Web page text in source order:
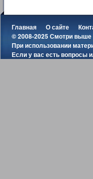
Главная О сайте
© 2008-2025 Смотри выше
При использовании
Если у вас есть вопросы